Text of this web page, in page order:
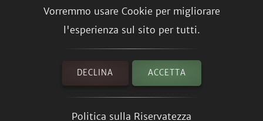
Vorremmo usare Cookie per migliorare
l'esperienza sul sito per tutti.
DECLINA ACCETTA
Politica sulla Riservatezza